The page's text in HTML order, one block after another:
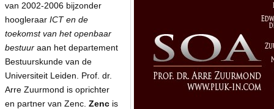
van 2002-2006 bijzonder
hoogleraar ICT en de
toekomst van het openbaar
bestuur aan het departement
Bestuurskunde van de
Universiteit Leiden. Prof. dr.
Arre Zuurmond is oprichter
en partner van Zenc. Zenc is